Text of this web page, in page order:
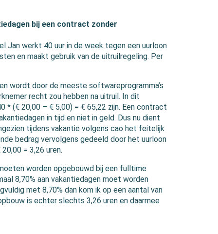
bij een contract zonder
Jan werkt 40 uur in de week tegen een uurloon
en maakt gebruik van de uitruilregeling. Per
wordt door de meeste softwareprogramma’s
recht zou hebben na uitruil. In dit
* (€ 20,00 – € 5,00) = € 65,22 zijn. Een contract
in tijd en niet in geld. Dus nu dient
tijdens vakantie volgens cao het feitelijk
bedrag vervolgens gedeeld door het uurloon
= 3,26 uren.
worden opgebouwd bij een fulltime
8,70% aan vakantiedagen moet worden
met 8,70% dan kom ik op een aantal van
is echter slechts 3,26 uren en daarmee